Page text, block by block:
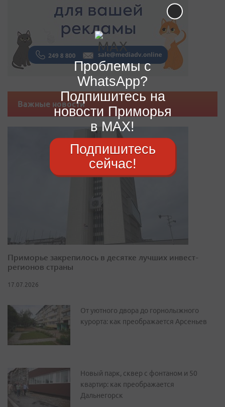
Важные новости
Приморье закрепилось в десятке лучших инвест-
регионов страны
17.07.2026
От уютного двора до горнолыжного
курорта: как преображается Арсеньев
Новый парк, сквер с фонтаном и 50
квартир: как преображается
Дальнегорск
Проблемы с
WhatsApp?
Подпишитесь на
новости Приморья
в MAX!
Подпишитесь
сейчас!